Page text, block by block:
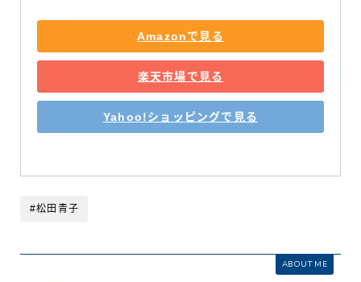
Amazonで見る
楽天市場で見る
Yahoo!ショッピングで見る
#松田青子
ABOUT ME